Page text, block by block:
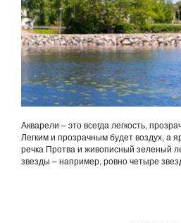
Акварели – это всегда легкость,
Легким и прозрачным будет воздух, а
речка Протва и живописный зеленый
звезды – например, ровно четыре